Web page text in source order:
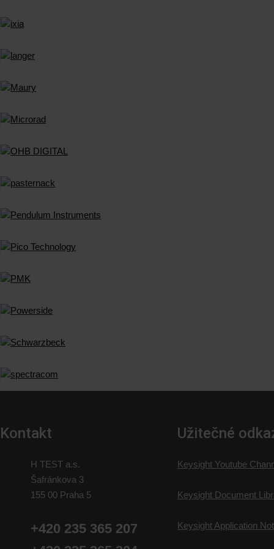
Kontakt
H TEST a.s.
Šafránkova 3
155 00 Praha 5
+420 235 365 207
Užitečné
Keysight Youtube
Keysight Document
Keysight Application